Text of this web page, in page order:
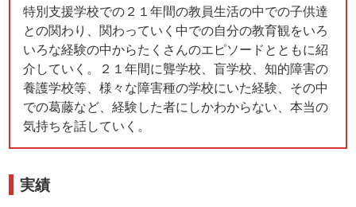
特別支援学校での２１年間の教員生活の中での子供達
との関わり、関わっていく中での自分の教育観をいろ
いろな経験の中からたくさんのエピソードとともに紹
介していく。２１年間に聾学校、盲学校、知的障害の
養護学校等、様々な障害種の学校にいた経験、その中
での葛藤など、経験した者にしかわからない、本当の
気持ちを話していく。
実績